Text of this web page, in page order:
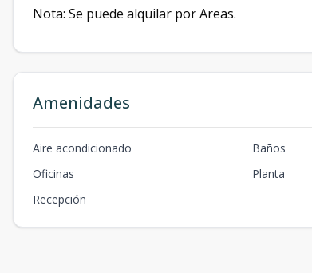
Nota: Se puede alquilar por Areas.
Amenidades
Aire acondicionado Baños
Oficinas
Planta
Recepción